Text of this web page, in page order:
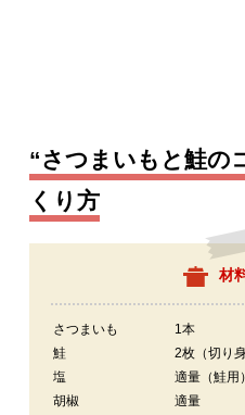
“さつまいもと鮭の
くり方
材
さつまいも
1本
鮭
2枚（切り身
塩
適量（鮭用）
胡椒
適量